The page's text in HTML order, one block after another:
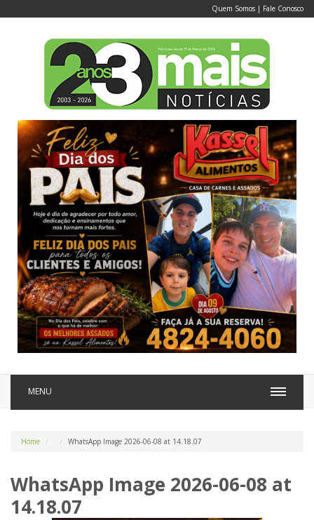
Quem Somos | Fale Conosco
MENU
Home WhatsApp Image 2026-06-08 at 14.18.07
WhatsApp Image 2026-06-08 at
14.18.07